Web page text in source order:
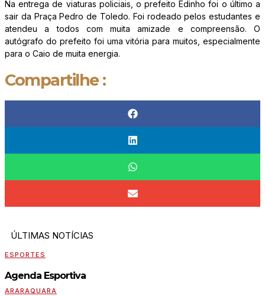
Na entrega de viaturas policiais, o prefeito Edinho foi o último a
sair da Praça Pedro de Toledo. Foi rodeado pelos estudantes e
atendeu a todos com muita amizade e compreensão. O
autógrafo do prefeito foi uma vitória para muitos, especialmente
para o Caio de muita energia.
Compartilhe :
ÚLTIMAS NOTÍCIAS
ESPORTES
Agenda Esportiva
ARARAQUARA